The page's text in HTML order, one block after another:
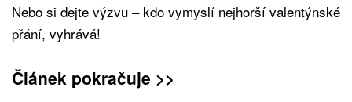
Nebo si dejte výzvu – kdo vymyslí nejhorší valentýnské
přání, vyhrává!
Článek pokračuje >>